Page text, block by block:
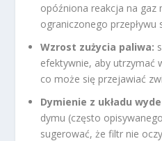
opóźniona reakcja na gaz
ograniczonego przepływu
Wzrost zużycia paliwa:
efektywnie, aby utrzymać
co może się przejawiać
Dymienie z układu
dymu (często
sugerować, że filtr nie